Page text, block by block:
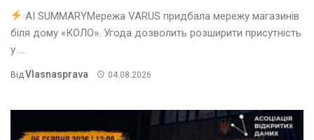
AI SUMMARYМережа VARUS придбала мережу магазинів
біля дому «КОЛО». Угода дозволить розширити присутність
у ...
Від Vlasnasprava 04.08.2026